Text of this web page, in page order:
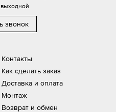
Контакты
Как сделать заказ
Доставка и оплата
Монтаж
Возврат и обмен
звонок